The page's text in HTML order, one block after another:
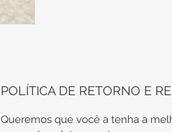
No caso de
POLÍTICA DE RETORNO E
Queremos que você a tenha a